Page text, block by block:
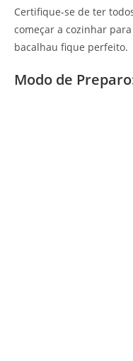
Certifique-se de ter
começar a cozinhar
bacalhau fique perfeito.
Modo de